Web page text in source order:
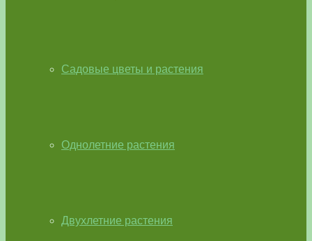
Садовые цветы и растения
Однолетние растения
Двухлетние растения